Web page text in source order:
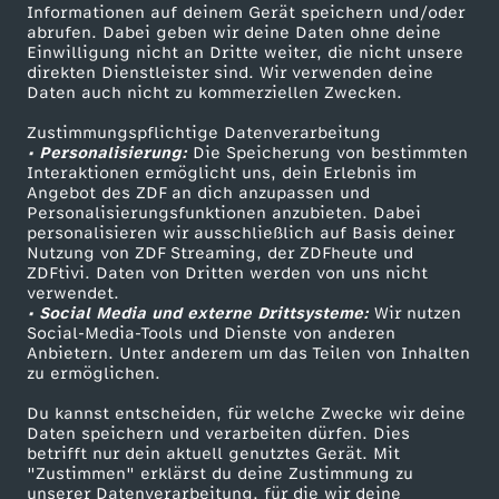
Informationen auf deinem Gerät speichern und/oder
abrufen. Dabei geben wir deine Daten ohne deine
Einwilligung nicht an Dritte weiter, die nicht unsere
direkten Dienstleister sind. Wir verwenden deine
Daten auch nicht zu kommerziellen Zwecken.
Zustimmungspflichtige Datenverarbeitung
• Personalisierung:Die Speicherung von bestimmten
Interaktionen ermöglicht uns, dein Erlebnis im
Angebot des ZDF an dich anzupassen und
Personalisierungsfunktionen anzubieten. Dabei
personalisieren wir ausschließlich auf Basis deiner
Nutzung von ZDF Streaming, der ZDFheute und
ZDFtivi. Daten von Dritten werden von uns nicht
verwendet.
• Social Media und externe Drittsysteme:Wir nutzen
Social-Media-Tools und Dienste von anderen
Anbietern. Unter anderem um das Teilen von Inhalten
zu ermöglichen.
Du kannst entscheiden, für welche Zwecke wir deine
Daten speichern und verarbeiten dürfen. Dies
betrifft nur dein aktuell genutztes Gerät. Mit
"Zustimmen" erklärst du deine Zustimmung zu
unserer Datenverarbeitung, für die wir deine
n
t
e
ZDF-Apps
Smart TV
ZDFtext
Livestreams
Sendungen A-Z
TV-Programm
ZDFmitreden
Kontakt zum ZDF
Tickets
Zuschauerservice
Hilfe
ZDF Unternehmen
Karriere
ZDF goes Schule
Werbefernsehen